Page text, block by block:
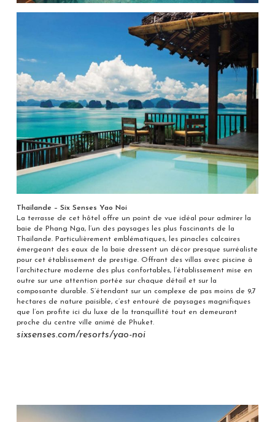
Thaïlande – Six Senses Yao Noi
La terrasse de cet hôtel offre un point de vue idéal pour admirer la
baie de Phang Nga, l’un des paysages les plus fascinants de la
Thaïlande. Particulièrement emblématiques, les pinacles calcaires
émergeant des eaux de la baie dressent un décor presque surréaliste
pour cet établissement de prestige. Offrant des villas avec piscine à
l’architecture moderne des plus confortables, l’établissement mise en
outre sur une attention portée sur chaque détail et sur la
composante durable. S’étendant sur un complexe de pas moins de 9,7
hectares de nature paisible, c’est entouré de paysages magnifiques
que l’on profite ici du luxe de la tranquillité tout en demeurant
proche du centre ville animé de Phuket.
sixsenses.com/resorts/yao-noi